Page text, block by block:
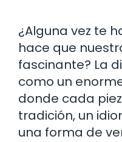
¿Alguna vez te
hace que
fascinante? La
como un
donde cada
tradición, un
una forma de